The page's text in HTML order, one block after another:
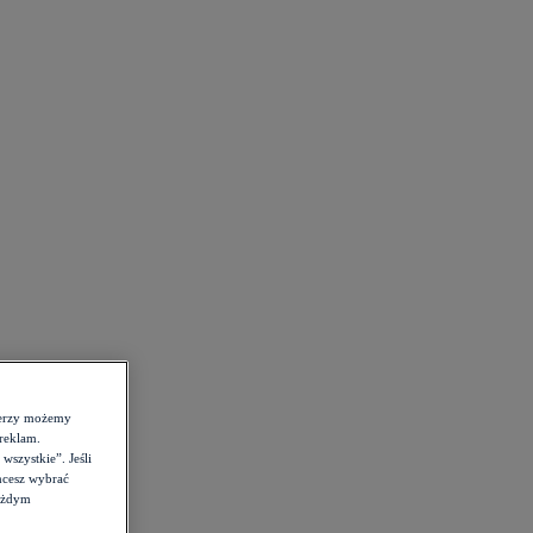
możemy
Jeśli
wybrać